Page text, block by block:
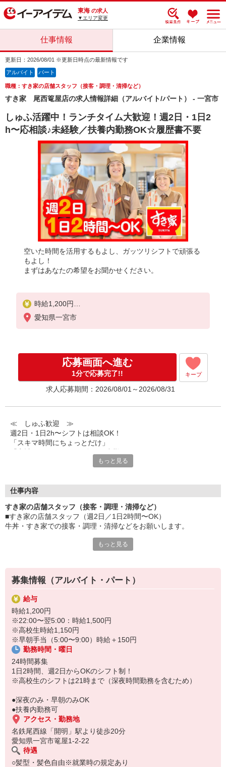
東海 の求人
▼エリア変更
仕事情報 企業情報
更新日：2026/08/01 ※更新日時点の最新情報です
アルバイト パート
職種：すき家の店舗スタッフ（接客・調理・清掃など）
すき家 尾西篭屋店の求人情報詳細（アルバイト/パート） - 一宮市
しゅふ活躍中！ランチタイム大歓迎！週2日・1日2
h〜応相談♪未経験／扶養内勤務OK☆履歴書不要
空いた時間を活用するもよし、ガッツリシフトで頑張る
もよし！
まずはあなたの希望をお聞かせください。
時給1,200円
※22:00〜翌5:00：時給1,500円
※高校生時給1,150円
愛知県一宮市
応募画面へ進む
1分で応募完了!! キープ
求人応募期間：2026/08/01～2026/08/31
≪ しゅふ歓迎 ≫
週2日・1日2h〜シフトは相談OK！
「スキマ時間にちょっとだけ」
など、自分らしく活躍できますよ。
■髪型・髪色自由
■給与前払い可
急な出費も安心♪
■社員登用あり
将来を考えている方は必見です。
与兵衛、オリーブの丘、焼肉いちばんなどを経営しているゼンシ
ョーグループ！
その中のひとつ『すき家』でお仕事しませんか？
もっと見る
仕事内容
すき家の店舗スタッフ（接客・調理・清掃など）
■すき家の店舗スタッフ（週2日／1日2時間〜OK）
牛丼・すき家での接客・調理・清掃などをお願いします。
あなたの笑顔で！
すばやく提供！
他にも、食材の調整や金銭管理、新しく入社したクルーの研修など
様々なお仕事があります。
セルフオーダー、セルフ会計で、現金の受け渡しはほとんどありま
せん。※一部店舗を除く
取り間違いもなく安心でスムーズ♪
マニュアルも用意していますので飲食店が初めての方でも大丈夫！
もちろん先輩クルーがしっかり教えてくれるので安心してくださ
い。
もっと見る
募集情報（アルバイト・パート）
給与
時給1,200円
※22:00〜翌5:00：時給1,500円
※高校生時給1,150円
※早朝手当（5:00〜9:00）時給＋150円
勤務時間・曜日
24時間募集
1日2時間、週2日からOKのシフト制！
※高校生のシフトは21時まで（深夜時間勤務を含むため）
●深夜のみ・早朝のみOK
●扶養内勤務可
アクセス・勤務地
名鉄尾西線「開明」駅より徒歩20分
愛知県一宮市篭屋1-2-22
待遇
○髪型・髪色自由※就業時の規定あり